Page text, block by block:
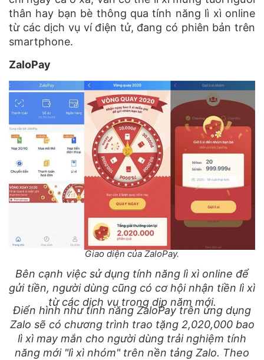
thân hay bạn bè thông qua tính năng lì xì online
từ các dịch vụ ví điện tử, đang có phiên bản trên
smartphone.
ZaloPay
Giao diện của ZaloPay.
Bên cạnh việc sử dụng tính năng lì xì online để
gửi tiền, người dùng cũng có cơ hội nhận tiền lì xì
từ các dịch vụ trong dịp năm mới.
Điển hình như tính năng ZaloPay trên ứng dụng
Zalo sẽ có chương trình trao tặng 2,020,000 bao
lì xì may mắn cho người dùng trải nghiệm tính
năng mới "lì xì nhóm" trên nền tảng Zalo. Theo